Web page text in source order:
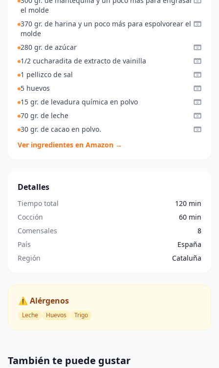
el molde
370 gr. de harina y un poco más para espolvorear el
molde
280 gr. de azúcar
1/2 cucharadita de extracto de vainilla
1 pellizco de sal
5 huevos
15 gr. de levadura química en polvo
70 gr. de leche
30 gr. de cacao en polvo.
Ver ingredientes en Amazon →
Detalles
Tiempo total
120 min
Cocción
60 min
Comensales
8
País
España
Región
Cataluña
⚠️ Alérgenos
Leche Huevos Trigo
También te puede gustar